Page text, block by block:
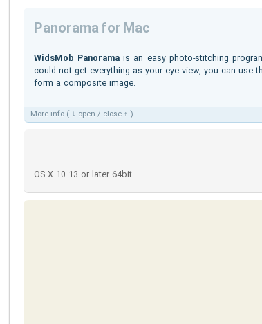
Panorama for Mac
WidsMob Panorama is an easy photo-stitching
could not get everything as your eye view, you can use
form a composite image.
More info ( ↓ open / close ↑ )
OS X 10.13 or later 64bit